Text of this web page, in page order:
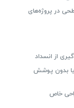
در پروژه‌های
از انسداد
یا بدون پوشش
خاص